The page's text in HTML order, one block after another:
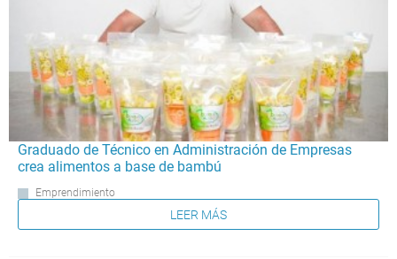
Graduado de Técnico en Administración de Empresas
crea alimentos a base de bambú
Emprendimiento
LEER MÁS